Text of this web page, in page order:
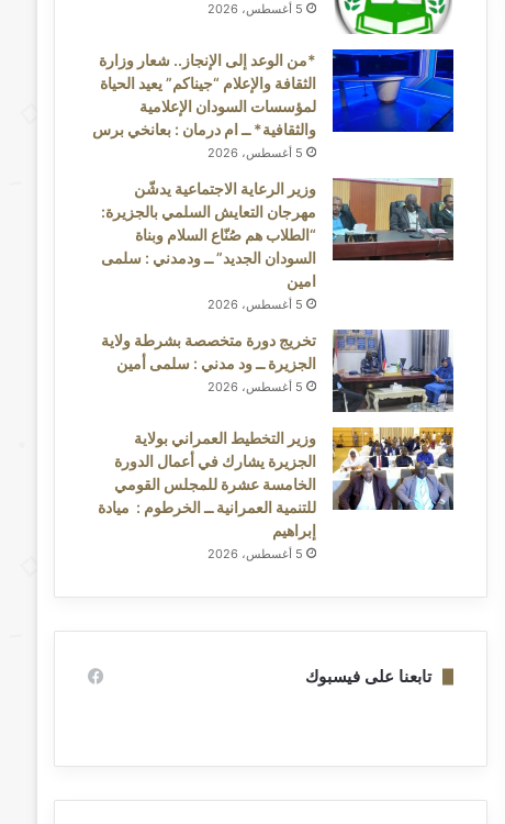
5 أغسطس، 2026
*من الوعد إلى الإنجاز.. شعار وزارة
الثقافة والإعلام “جيناكم” يعيد الحياة
لمؤسسات السودان الإعلامية
والثقافية* ــ ام درمان : بعانخي برس
5 أغسطس، 2026
وزير الرعاية الاجتماعية يدشّن
مهرجان التعايش السلمي بالجزيرة:
“الطلاب هم صُنّاع السلام وبناة
السودان الجديد” ــ ودمدني : سلمى
امين
5 أغسطس، 2026
تخريج دورة متخصصة بشرطة ولاية
الجزيرة ــ ود مدني : سلمى أمين
5 أغسطس، 2026
وزير التخطيط العمراني بولاية
الجزيرة يشارك في أعمال الدورة
الخامسة عشرة للمجلس القومي
للتنمية العمرانية ــ الخرطوم : ميادة
إبراهيم
5 أغسطس، 2026
تابعنا على فيسبوك